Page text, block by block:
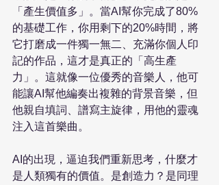
「產生價值多」。當AI幫你完成了80%
的基礎工作，你用剩下的20%時間，將
它打磨成一件獨一無二、充滿你個人印
記的作品，這才是真正的「高生產
力」。這就像一位優秀的音樂人，他可
能讓AI幫他編奏出複雜的背景音樂，但
他親自填詞、譜寫主旋律，用他的靈魂
注入這首樂曲。
AI的出現，逼迫我們重新思考，什麼才
是人類獨有的價值。是創造力？是同理